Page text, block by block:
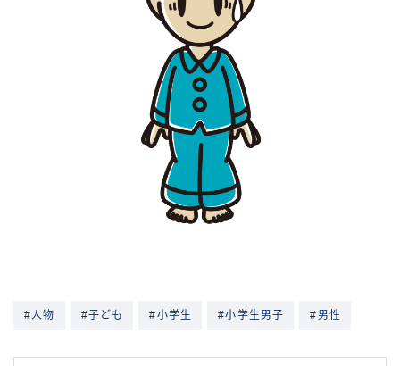
#人物 #子ども #小学生 #小学生男子 #男性